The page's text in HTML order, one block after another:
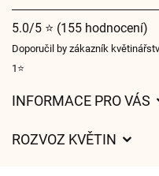
5.0/5 ⭐ (155 hodnocení)
Doporučil by zákazník
1⭐
INFORMACE PRO VÁS
ROZVOZ KVĚTIN